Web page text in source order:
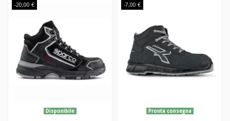
-20,00 €
Disponibile
-7,00 €
Pronta consegna